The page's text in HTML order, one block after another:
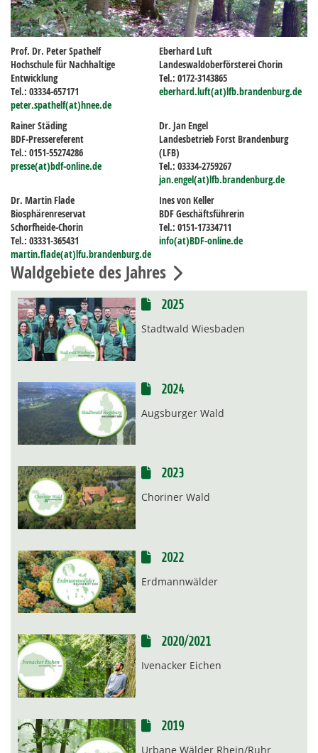
Prof. Dr. Peter Spathelf
Hochschule für Nachhaltige
Entwicklung
Tel.: 03334-657171
peter.spathelf(at)hnee.de
Eberhard Luft
Landeswaldoberförsterei Chorin
Tel.: 0172-3143865
eberhard.luft(at)lfb.brandenburg.de
Rainer Städing
BDF-Pressereferent
Tel.: 0151-55274286
presse(at)bdf-online.de
Dr. Jan Engel
Landesbetrieb Forst Brandenburg
(LFB)
Tel.: 03334-2759267
jan.engel(at)lfb.brandenburg.de
Dr. Martin Flade
Biosphärenreservat
Schorfheide-Chorin
Tel.: 03331-365431
martin.flade(at)lfu.brandenburg.de
Ines von Keller
BDF Geschäftsführerin
Tel.: 0151-17334711
info(at)BDF-online.de
Waldgebiete des Jahres
2025
Stadtwald Wiesbaden
2024
Augsburger Wald
2023
Choriner Wald
2022
Erdmannwälder
2020/2021
Ivenacker Eichen
2019
Urbane Wälder Rhein/Ruhr